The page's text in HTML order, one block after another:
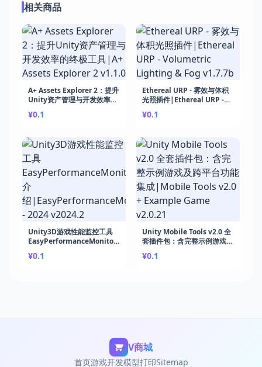
相关商品
A+ Assets Explorer 2：提升
Unity资产管理与开发效率的
Explorer 2 v1.1.0
¥0.1
Ethereal URP - 雾效与体积
光照插件|Ethereal URP -
Fog v1.7.7b
¥0.1
Unity3D游戏性能监控工具
EasyPerformanceMonitor
绍|EasyPerformanceMonitor
¥0.1
Unity Mobile Tools v2.0 全
套插件包：含完整示例游戏及
Tools v2.0 + Example
¥0.1
V商城
首页游戏开发模型打印Sitemap